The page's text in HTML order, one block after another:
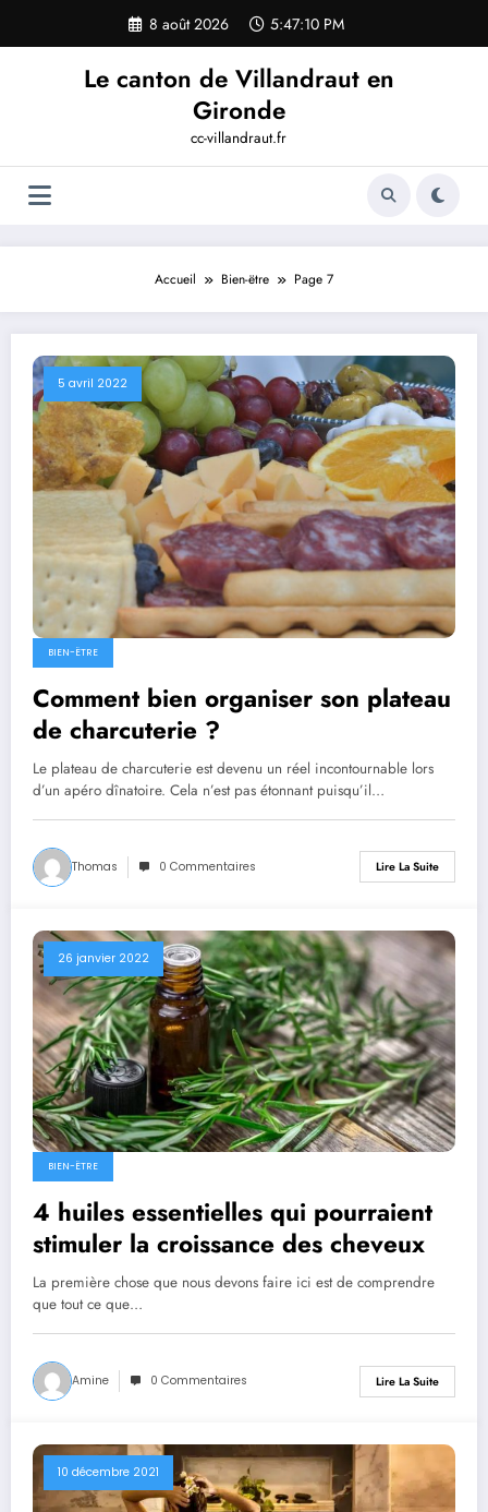
contenu
8 août 2026 5:47:11 PM
Le canton de Villandraut en
Gironde
cc-villandraut.fr
Accueil Bien-ëtre Page 7
5 avril 2022
BIEN-ËTRE
Comment bien organiser son plateau
de charcuterie ?
Le plateau de charcuterie est devenu un réel incontournable lors
d’un apéro dînatoire. Cela n’est pas étonnant puisqu’il…
Thomas 0 Commentaires Lire La Suite
26 janvier 2022
BIEN-ËTRE
4 huiles essentielles qui pourraient
stimuler la croissance des cheveux
La première chose que nous devons faire ici est de comprendre
que tout ce que…
Amine 0 Commentaires Lire La Suite
10 décembre 2021